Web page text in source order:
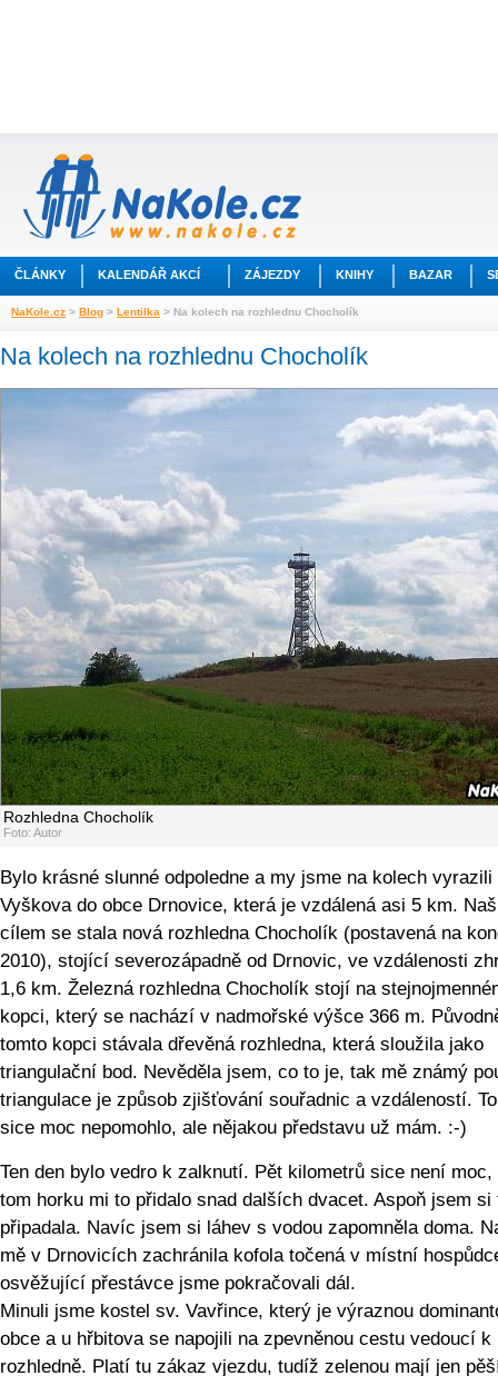
ČLÁNKY KALENDÁŘ AKCÍ ZÁJEZDY KNIHY BAZAR
NaKole.cz > Blog > Lentilka > Na kolech na rozhlednu Chocholík
Na kolech na rozhlednu Chocholík
Rozhledna Chocholík
Foto: Autor
Bylo krásné slunné odpoledne a my jsme na kolech vyrazili
Vyškova do obce Drnovice, která je vzdálená asi 5 km.
cílem se stala nová rozhledna Chocholík (postavená na
2010), stojící severozápadně od Drnovic, ve vzdálenosti
1,6 km. Železná rozhledna Chocholík stojí na
kopci, který se nachází v nadmořské výšce 366 m.
tomto kopci stávala dřevěná rozhledna, která sloužila jako
triangulační bod. Nevěděla jsem, co to je, tak mě známý
triangulace je způsob zjišťování souřadnic a vzdáleností.
sice moc nepomohlo, ale nějakou představu už mám. :-)
Ten den bylo vedro k zalknutí. Pět kilometrů sice není moc,
tom horku mi to přidalo snad dalších dvacet. Aspoň jsem si
připadala. Navíc jsem si láhev s vodou zapomněla doma.
mě v Drnovicích zachránila kofola točená v místní
osvěžující přestávce jsme pokračovali dál.
Minuli jsme kostel sv. Vavřince, který je výraznou
obce a u hřbitova se napojili na zpevněnou cestu vedoucí k
rozhledně. Platí tu zákaz vjezdu, tudíž zelenou mají jen